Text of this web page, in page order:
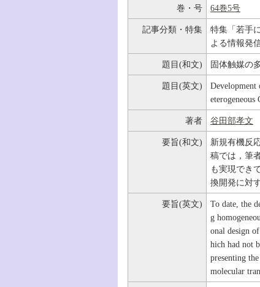
巻・号 64巻5号
記事分類・特集
特集「若手
よる情報発
題目(和文) 固体触媒の
題目(英文)
eterogeneous
著者 谷田部孝文
要旨(和文)
新規有機反
稿では，筆
も実現でき
換開発に対
要旨(英文)
To date, the
g
onal design
hich had not
presenting
molecular